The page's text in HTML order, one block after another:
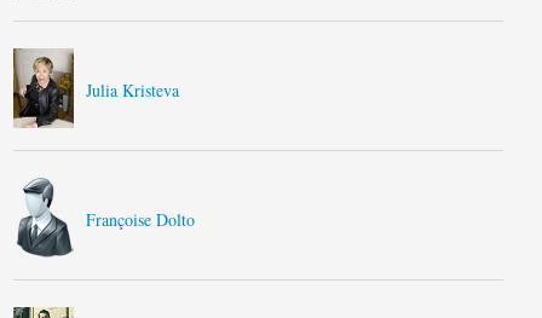
Julia Kristeva
Françoise Dolto